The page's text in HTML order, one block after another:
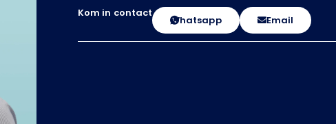
Kom in contact
Whatsapp Email